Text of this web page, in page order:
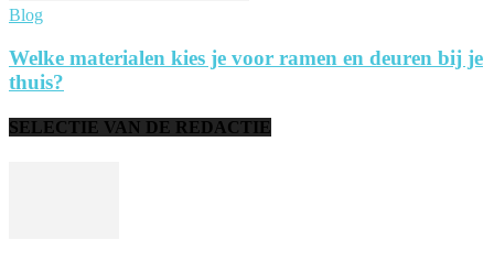
Blog
Welke materialen kies je voor ramen en deuren bij je
thuis?
SELECTIE VAN DE REDACTIE